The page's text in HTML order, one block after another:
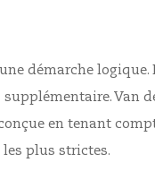
démarche logique.
Van
en tenant
plus strictes.